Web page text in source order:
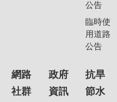
公告
臨時使
用道路
公告
網路
社群
政府
資訊
抗旱
節水